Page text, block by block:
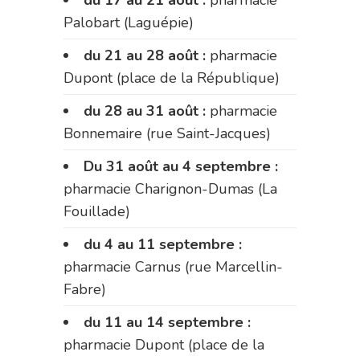
Palobart (Laguépie)
du 21 au 28 août : pharmacie
Dupont (place de la République)
du 28 au 31 août : pharmacie
Bonnemaire (rue Saint-Jacques)
Du 31 août au 4 septembre :
pharmacie Charignon-Dumas (La
Fouillade)
du 4 au 11 septembre :
pharmacie Carnus (rue Marcellin-
Fabre)
du 11 au 14 septembre :
pharmacie Dupont (place de la